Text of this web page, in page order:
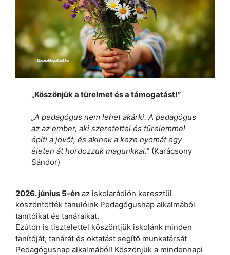
„Köszönjük a türelmet és a támogatást!”
„A pedagógus nem lehet akárki. A pedagógus
az az ember, aki szeretettel és türelemmel
építi a jövőt, és akinek a keze nyomát egy
életen át hordozzuk magunkkal.” (Karácsony
Sándor)
2026. június 5-én az iskolarádión keresztül
köszöntötték tanulóink Pedagógusnap alkalmából
tanítóikat és tanáraikat.
Ezúton is tisztelettel köszöntjük iskolánk minden
tanítóját, tanárát és oktatást segítő munkatársát
Pedagógusnap alkalmából! Köszönjük a mindennapi